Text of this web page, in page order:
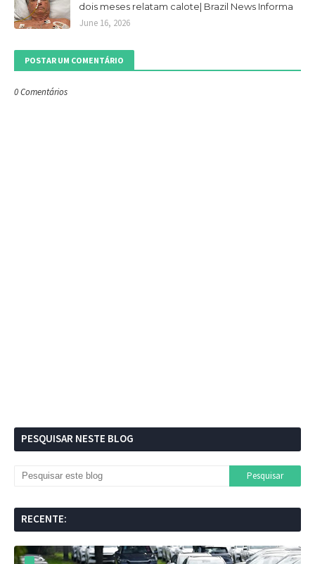
dois meses relatam calote| Brazil News Informa
June 16, 2026
POSTAR UM COMENTÁRIO
0 Comentários
PESQUISAR NESTE BLOG
RECENTE: